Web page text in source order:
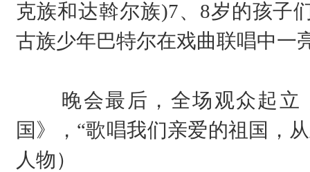
克族和达斡尔族)7、8岁的孩
古族少年巴特尔在戏曲联唱中一
晚会最后，全场观众起
国》，“歌唱我们亲爱的祖国，
人物）